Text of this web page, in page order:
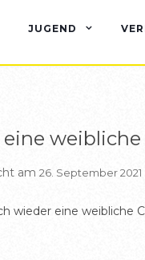
JUGEND
eine weibliche
am 26. September 2021
wieder eine